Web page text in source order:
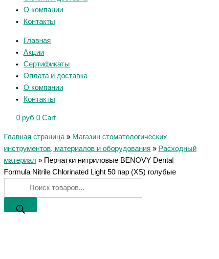
О компании
Контакты
Главная
Акции
Сертификаты
Оплата и доставка
О компании
Контакты
0 руб 0 Cart
Главная страница » Магазин стоматологических
инструментов, материалов и оборудования » Расходный
материал » Перчатки нитриловые BENOVY Dental
Formula Nitrile Chlorinated Light 50 пар (XS) голубые